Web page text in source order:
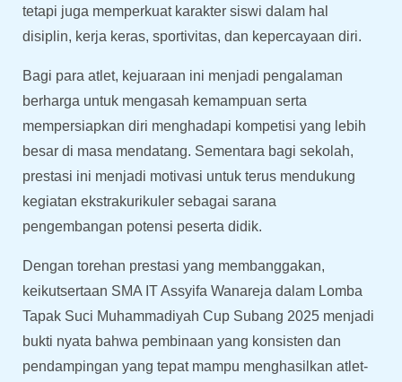
tetapi juga memperkuat karakter siswi dalam hal
disiplin, kerja keras, sportivitas, dan kepercayaan diri.
Bagi para atlet, kejuaraan ini menjadi pengalaman
berharga untuk mengasah kemampuan serta
mempersiapkan diri menghadapi kompetisi yang lebih
besar di masa mendatang. Sementara bagi sekolah,
prestasi ini menjadi motivasi untuk terus mendukung
kegiatan ekstrakurikuler sebagai sarana
pengembangan potensi peserta didik.
Dengan torehan prestasi yang membanggakan,
keikutsertaan SMA IT Assyifa Wanareja dalam Lomba
Tapak Suci Muhammadiyah Cup Subang 2025 menjadi
bukti nyata bahwa pembinaan yang konsisten dan
pendampingan yang tepat mampu menghasilkan atlet-